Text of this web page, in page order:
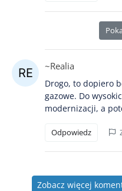
~Realia
Drogo, to dopiero
gazowe. Do
modernizacji, a
Odpowiedz
Zobacz więcej